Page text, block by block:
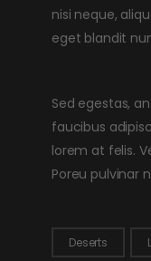
nisi neque,
eget blandit
Sed egestas,
faucibus
lorem at felis.
Poreu pulvinar
Deserts